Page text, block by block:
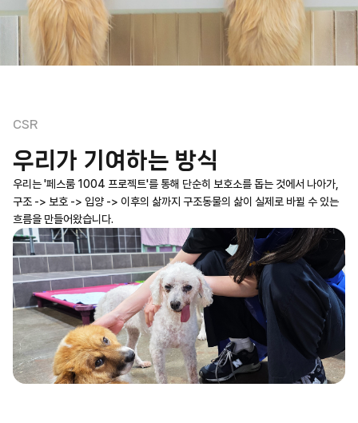
CSR
우리가 기여하는 방식
우리는 '페스룸 1004 프로젝트'를 통해 단순히 보호소를 돕는 것에서 나아가,
구조 -> 보호 -> 입양 -> 이후의 삶까지 구조동물의 삶이 실제로 바뀔 수 있는
흐름을 만들어왔습니다.